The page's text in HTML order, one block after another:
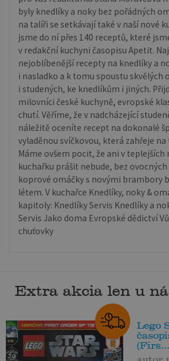
byly knedlíky a noky bez pořádných
na talíři se setkávají také v naší nové
jsme do ní přes 140 receptů, které
v redakční kuchyni časopisu Apetit.
nejoblíbenější recepty na knedlíky a
i nasladko a k tomu spoustu skvělých
i studených, ke knedlíkům i jiných.
milovníci české kuchyně, evropské
chutí. Věříme, že v nadcházející
náležitě oceníte recept na dokonalé
vyladěnou svíčkovou, která zahřeje na
Máme ovšem pocit, že ani v teplejších
kuchařku prášit nebude, bez
koprové omáčky s novými brambory
létem. V kuchařce Knedlíky, noky &
kapitoly: Knedlíky Servis Knedlíky a
Servis Jako doma Evropské dědictví
chuťovky
Extra akcia len u
Lego
(Firs...
autor